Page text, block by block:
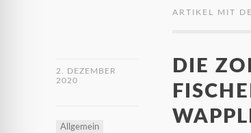
ARTIKEL MIT
2. DEZEMBER
2020
Allgemein
DIE